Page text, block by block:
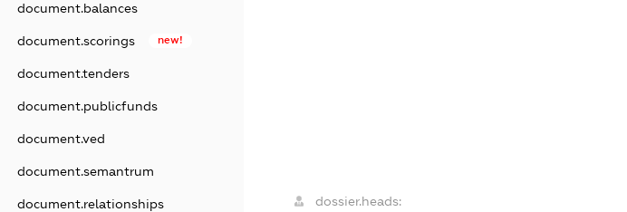
document.balances
document.scorings new!
document.tenders
document.publicfunds
document.ved
document.semantrum
document.relationships dossier.heads: